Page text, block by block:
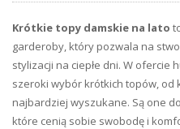
Krótkie topy damskie na lato
garderoby, który pozwala na
stylizacji na ciepłe dni. W ofercie
szeroki wybór krótkich topów, od
najbardziej wyszukane. Są one
które cenią sobie swobodę i